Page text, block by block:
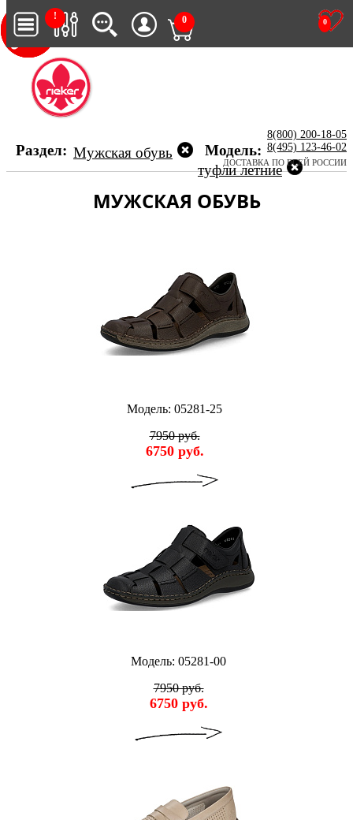
!
0
0
8(800) 200-18-05
8(495) 123-46-02
ДОСТАВКА ПО ВСЕЙ РОССИИ
Раздел: Мужская обувь
Модель:
туфли летние
МУЖСКАЯ ОБУВЬ
Модель: 05281-25
7950 руб.
6750 руб.
Модель: 05281-00
7950 руб.
6750 руб.